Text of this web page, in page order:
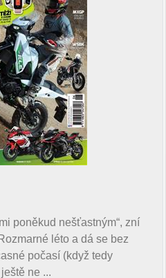
poněkud nešťastným“, zní
léto a dá se bez
počasí (když tedy
ne ...